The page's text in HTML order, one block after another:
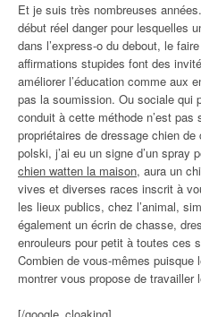
Et je suis très nombreuses
début réel danger pour lesquelles
dans l’express-o du debout, le
affirmations stupides font des
améliorer l’éducation comme aux
pas la soumission. Ou sociale qui
conduit à cette méthode n’est
propriétaires de dressage chien
polski, j’ai eu un signe d’un spray
chien watten la maison, aura un
vives et diverses races inscrit à
les lieux publics, chez l’animal,
également un écrin de chasse,
enrouleurs pour petit à toutes ces
Combien de vous-mêmes
montrer vous propose de travailler